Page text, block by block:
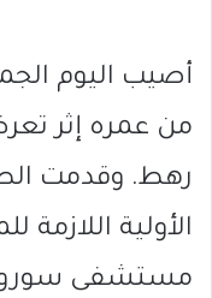
أصيب اليوم
من عمره إثر
رهط. وقدمت
الأولية
مستشفى